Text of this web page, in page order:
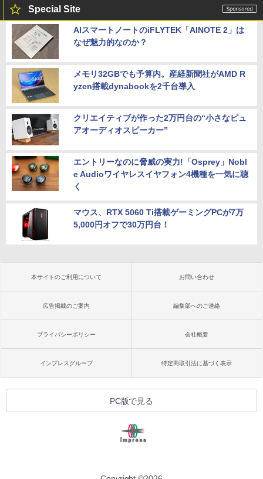
Special Site
AIスマートノートのiFLYTEK「AINOTE 2」は
なぜ魅力的なのか？
メモリ32GBでも予算内。産経新聞社がAMD R
yzen搭載dynabookを2千台導入
クリエイティブが作った2万円台の“小さなピュ
アオーディオスピーカー”
エントリーなのに脅威の実力!「Osprey」Nobl
e Audioワイヤレスイヤフォン4機種を一気に聴
く
マウス、RTX 5060 Ti搭載ゲーミングPCが7万
5,000円オフで30万円台！
本サイトのご利用について お問い合わせ
広告掲載のご案内 編集部へのご連絡
プライバシーポリシー 会社概要
インプレスグループ 特定商取引法に基づく表示
PC版で見る